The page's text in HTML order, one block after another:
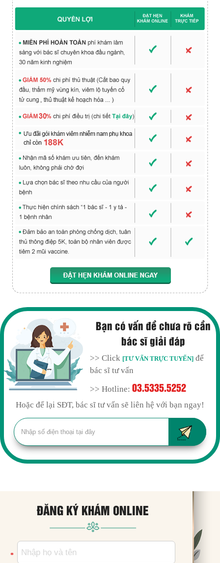
Bạn có vấn đề chưa rõ cần
bác sĩ giải đáp
>> Click [TƯ VẤN TRỰC TUYẾN] để
bác sĩ tư vấn
>> Hotline:03.5335.5252
Hoặc để lại SĐT, bác sĩ tư vấn sẽ liên hệ với bạn ngay!
ĐĂNG KÝ KHÁM ONLINE
*